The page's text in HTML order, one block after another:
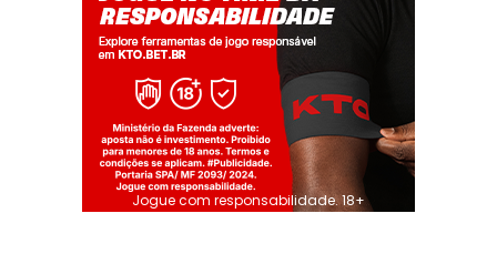
Jogue com responsabilidade. 18+